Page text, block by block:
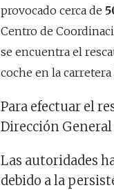
provocado cerca de
Centro de
se encuentra el
coche en la carretera
Para efectuar el
Dirección General
Las autoridades
debido a la